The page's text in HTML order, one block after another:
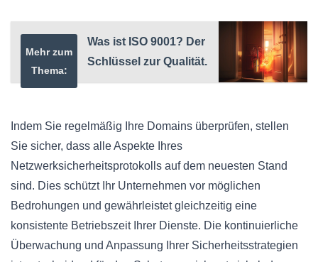
Mehr zum
Thema:
Was ist ISO 9001? Der
Schlüssel zur Qualität.
Indem Sie regelmäßig Ihre Domains überprüfen, stellen
Sie sicher, dass alle Aspekte Ihres
Netzwerksicherheitsprotokolls auf dem neuesten Stand
sind. Dies schützt Ihr Unternehmen vor möglichen
Bedrohungen und gewährleistet gleichzeitig eine
konsistente Betriebszeit Ihrer Dienste. Die kontinuierliche
Überwachung und Anpassung Ihrer Sicherheitsstrategien